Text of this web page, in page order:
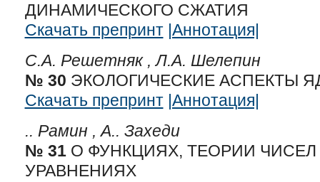
ДИНАМИЧЕСКОГО СЖАТИЯ
Скачать препринт |Аннотация|
С.А. Решетняк ,Л.А. Шелепин
№ 30 ЭКОЛОГИЧЕСКИЕ АСПЕКТЫ
Скачать препринт |Аннотация|
.. Рамин ,А.. Захеди
№ 31О ФУНКЦИЯХ, ТЕОРИИ
УРАВНЕНИЯХ